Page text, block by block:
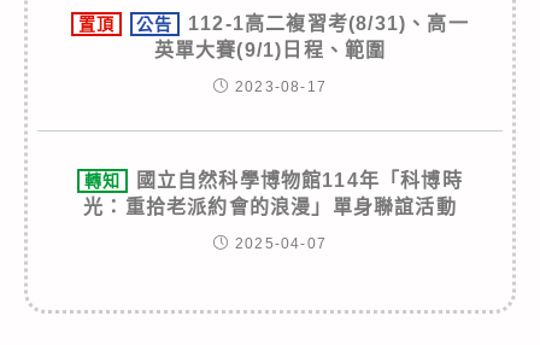
置頂 公告
112-1高二複習考(8/31)、高一
英單大賽(9/1)日程、範圍
2023-08-17
轉知
國立自然科學博物館114年「科博時
光：重拾老派約會的浪漫」單身聯誼活動
2025-04-07